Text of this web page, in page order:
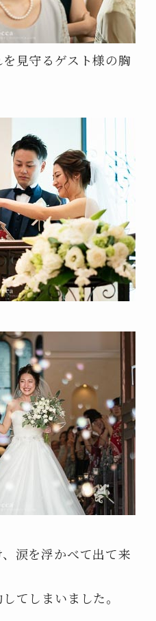
見守るゲスト様の胸
涙を浮かべて出て来
てしまいました。